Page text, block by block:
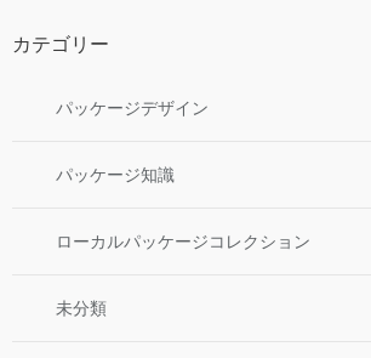
カテゴリー
パッケージデザイン
パッケージ知識
ローカルパッケージコレクション
未分類